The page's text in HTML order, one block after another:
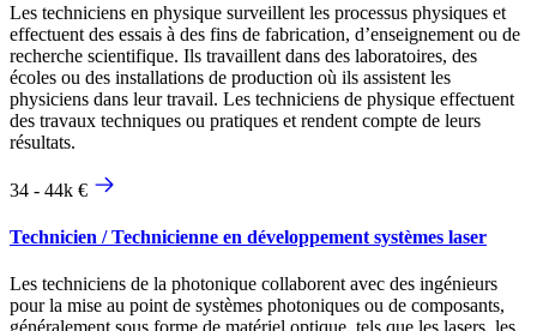
Les techniciens en physique surveillent les processus physiques et
effectuent des essais à des fins de fabrication, d’enseignement ou de
recherche scientifique. Ils travaillent dans des laboratoires, des
écoles ou des installations de production où ils assistent les
physiciens dans leur travail. Les techniciens de physique effectuent
des travaux techniques ou pratiques et rendent compte de leurs
résultats.
34 - 44k €
Technicien / Technicienne en développement systèmes laser
Les techniciens de la photonique collaborent avec des ingénieurs
pour la mise au point de systèmes photoniques ou de composants,
généralement sous forme de matériel optique, tels que les lasers, les